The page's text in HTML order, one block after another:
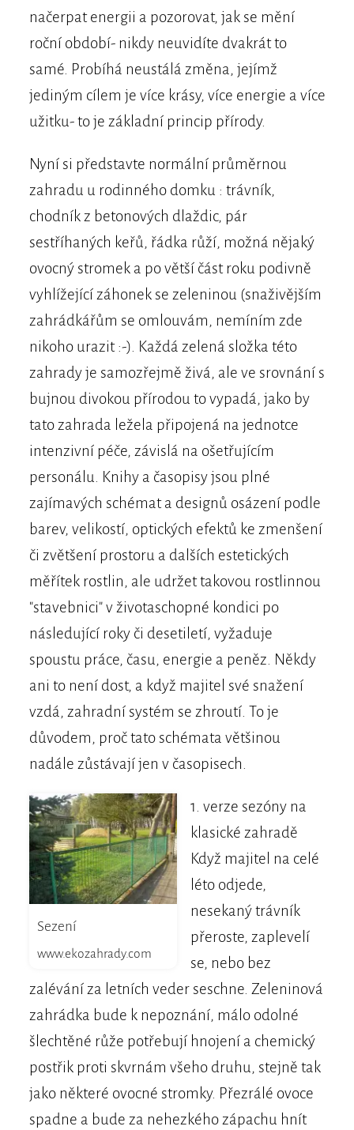
načerpat energii a pozorovat, jak se mění
roční období- nikdy neuvidíte dvakrát to
samé. Probíhá neustálá změna, jejímž
jediným cílem je více krásy, více energie a více
užitku- to je základní princip přírody.
Nyní si představte normální průměrnou
zahradu u rodinného domku : trávník,
chodník z betonových dlaždic, pár
sestříhaných keřů, řádka růží, možná nějaký
ovocný stromek a po větší část roku podivně
vyhlížející záhonek se zeleninou (snaživějším
zahrádkářům se omlouvám, nemíním zde
nikoho urazit :-). Každá zelená složka této
zahrady je samozřejmě živá, ale ve srovnání s
bujnou divokou přírodou to vypadá, jako by
tato zahrada ležela připojená na jednotce
intenzivní péče, závislá na ošetřujícím
personálu. Knihy a časopisy jsou plné
zajímavých schémat a designů osázení podle
barev, velikostí, optických efektů ke zmenšení
či zvětšení prostoru a dalších estetických
měřítek rostlin, ale udržet takovou rostlinnou
"stavebnici" v životaschopné kondici po
následující roky či desetiletí, vyžaduje
spoustu práce, času, energie a peněz. Někdy
ani to není dost, a když majitel své snažení
vzdá, zahradní systém se zhroutí. To je
důvodem, proč tato schémata většinou
nadále zůstávají jen v časopisech.
Sezení
www.ekozahrady.com
1. verze sezóny na
klasické zahradě
Když majitel na celé
léto odjede,
nesekaný trávník
přeroste, zaplevelí
se, nebo bez
zalévání za letních veder seschne. Zeleninová
zahrádka bude k nepoznání, málo odolné
šlechtěné růže potřebují hnojení a chemický
postřik proti skvrnám všeho druhu, stejně tak
jako některé ovocné stromky. Přezrálé ovoce
spadne a bude za nehezkého zápachu hnít